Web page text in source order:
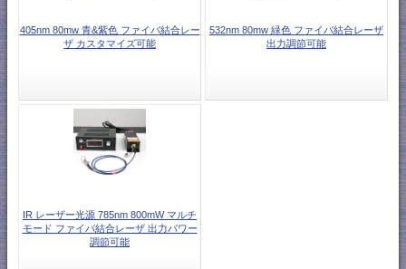
405nm 80mw 青&紫色 ファイバ結合レー
ザ カスタマイズ可能
532nm 80mw 緑色 ファイバ結合レーザ
出力調節可能
IR レーザー光源 785nm 800mW マルチ
モード ファイバ結合レーザ 出力パワー
調節可能